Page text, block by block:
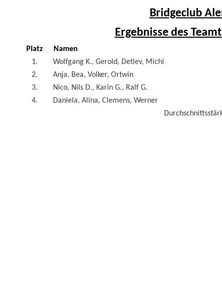
Bridgeclub
Ergebnisse des
Platz
Namen
1.
Wolfgang K., Gerold, Detlev, Michi
2.
Anja, Bea, Volker, Ortwin
3.
Nico, Nils D., Karin G., Ralf G.
4.
Daniela, Alina, Clemens, Werner